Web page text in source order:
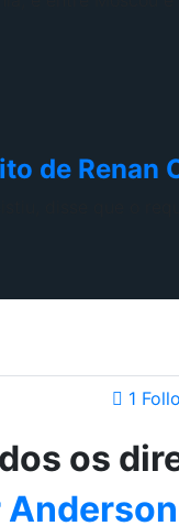
de Renan
1
os